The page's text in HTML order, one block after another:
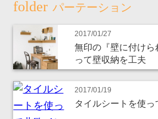
パーテーション
2017/01/27
無印の『壁に付け
って壁収納を工夫
2017/01/19
タイルシートを使